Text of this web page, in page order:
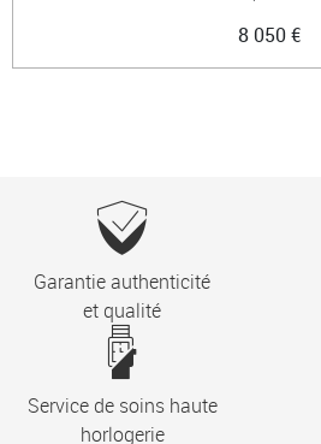
8 050 €
Garantie authenticité
et qualité
Service de soins haute
horlogerie